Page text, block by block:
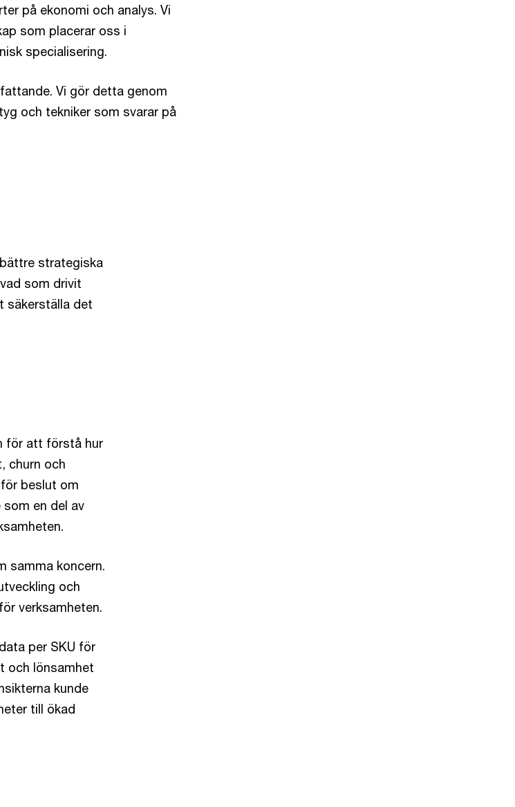
på ekonomi och analys. Vi
som placerar oss i
specialisering.
Vi gör detta genom
och tekniker som svarar på
strategiska
som drivit
säkerställa det
för att förstå hur
churn och
beslut om
som en del av
samma koncern.
och
verksamheten.
per SKU för
och lönsamhet
kunde
till ökad